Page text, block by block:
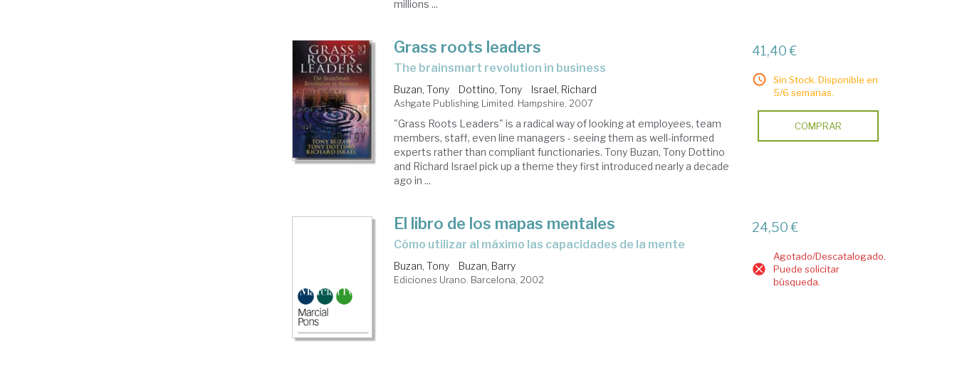
millions ...
Grass roots leaders
the brainsmart revolution in business
Buzan, Tony Dottino, Tony Israel, Richard
Ashgate Publishing Limited. Hampshire, 2007
"Grass Roots Leaders" is a radical way of looking at employees, team
members, staff, even line managers - seeing them as well-informed
experts rather than compliant functionaries. Tony Buzan, Tony Dottino
and Richard Israel pick up a theme they first introduced nearly a decade
ago in ...
41,40 €
Sin Stock. Disponible en
5/6 semanas.
COMPRAR
El libro de los mapas mentales
cómo utilizar al máximo las capacidades de la mente
Buzan, Tony Buzan, Barry
Ediciones Urano. Barcelona, 2002
24,50 €
Agotado/Descatalogado.
Puede solicitar
búsqueda.